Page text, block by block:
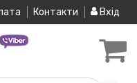
Контакти Вхід